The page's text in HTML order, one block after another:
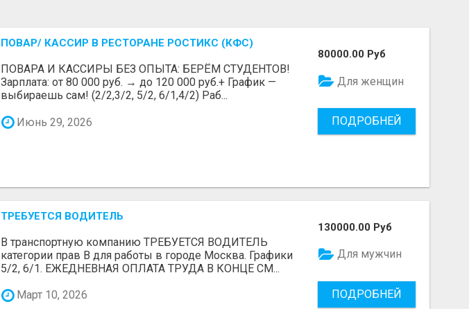
ПОВАР/ КАССИР В РЕСТОРАНЕ РОСТИКС (КФС)
ПОВАРА И КАССИРЫ БЕЗ ОПЫТА: БЕРЁМ СТУДЕНТОВ!
Зарплата: от 80 000 руб. → до 120 000 руб.+ График —
выбираешь сам! (2/2,3/2, 5/2, 6/1,4/2) Раб...
Июнь 29, 2026
80000.00 Руб
Для женщин
ПОДРОБНЕЙ
ТРЕБУЕТСЯ ВОДИТЕЛЬ
В транспортную компанию ТРЕБУЕТСЯ ВОДИТЕЛЬ
категории прав В для работы в городе Москва. Графики
5/2, 6/1. ЕЖЕДНЕВНАЯ ОПЛАТА ТРУДА В КОНЦЕ СМ...
Март 10, 2026
130000.00 Руб
Для мужчин
ПОДРОБНЕЙ